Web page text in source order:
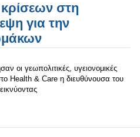
στη
για την
οι γεωπολιτικές, υγειονομικές
Health & Care η διευθύνουσα του